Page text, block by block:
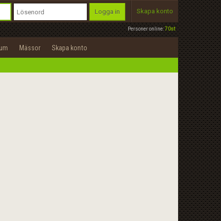
Personer online:70st
Logga in Skapa konto
Mässor Skapa konto